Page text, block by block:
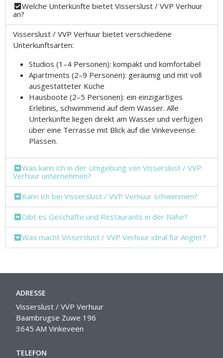
Welche Unterkünfte bietet Visserslust / VVP Verhuur
an?
Visserslust / VVP Verhuur bietet verschiedene
Unterkunftsarten:
Studios (1–4 Personen): kompakt und komfortabel
Apartments (2–9 Personen): geräumig und mit voll
ausgestatteter Küche
Hausboote (2–5 Personen): ein einzigartiges
Erlebnis, schwimmend auf dem Wasser. Alle
Unterkünfte liegen direkt am Wasser und verfügen
über eine Terrasse mit Blick auf die Vinkeveense
Plassen.
Was kann ich in der Umgebung von Visserslust / VVP
Verhuur unternehmen?
Kann ich bei Visserslust / VVP Verhuur schwimmen?
Gibt es Geschäfte und Restaurants in der Nähe?
Was macht Visserslust / VVP Verhuur ideal für Angler?
ADRESSE
Visserslust / VVP Verhuur
Baambrugse Zuwe 196
3645 AM Vinkeveen
TELEFON